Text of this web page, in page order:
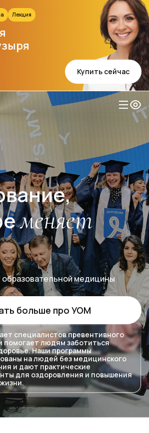
Лекция
Купить сейчас
меняет
образовательной медицины
больше про УОМ
специалистов превентивного
помогает людям заботиться
Наши программы
на людей без медицинского
и дают практические
для оздоровления и повышения